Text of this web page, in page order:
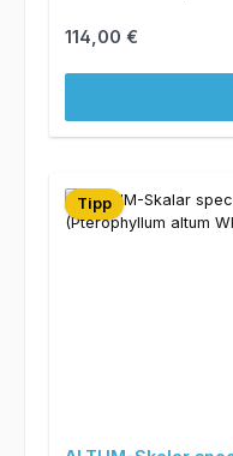
Regulärer Preis:
114,00 €
Tipp